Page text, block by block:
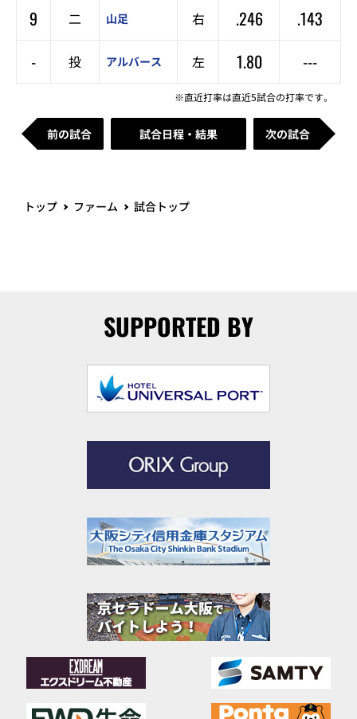
9 二 山足 右 .246
.143
-
投 アルバース 左 1.80 ---
※直近打率は直近5試合の打率です。
前の試合 試合日程・結果 次の試合
トップ ファーム 試合トップ
SUPPORTED BY